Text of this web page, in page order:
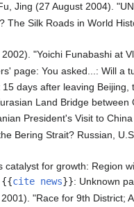
Jing (27 August 2004).
The Silk Roads in World
"Yoichi Funabashi at
page: You asked...: Will a
days after leaving
Land Bridge between
President's Visit to
Bering Strait? Russian,
for growth: Region
{{cite news}}: Unknown
"Race for 9th District;